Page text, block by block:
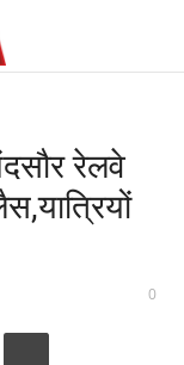
रेलवे
0